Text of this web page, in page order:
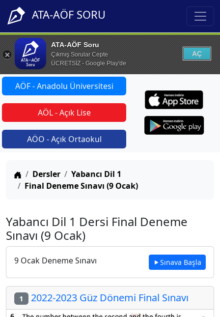
ATA-AÖF SORU
ATA-AÖF Soru
Çıkmış Sorular Cepte
ÜCRETSİZ - Google Play'de
AÇ
AÖF - Anadolu Üniversitesi
AÖL - Açık Lise
AÖO - Açık Ortaokul
Anasayfa
Dersler
Yabancı Dil 1
Final Deneme Sınavı (9 Ocak)
Yabancı Dil 1 Dersi Final Deneme
Sınavı (9 Ocak)
9 Ocak Deneme Sınavı Sınava Başla
1 2022-2023 Güz Dönemi Final Sınavı